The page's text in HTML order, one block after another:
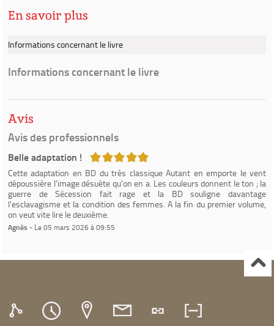
En savoir plus
Informations concernant le livre
Informations concernant le livre
Avis
Avis des professionnels
Belle adaptation ! 5/5
Cette adaptation en BD du très classique Autant en emporte le vent
dépoussière l'image désuète qu'on en a. Les couleurs donnent le ton ; la
guerre de Sécession fait rage et la BD souligne davantage
l'esclavagisme et la condition des femmes. A la fin du premier volume,
on veut vite lire le deuxième.
Agnès - Le 05 mars 2026 à 09:55